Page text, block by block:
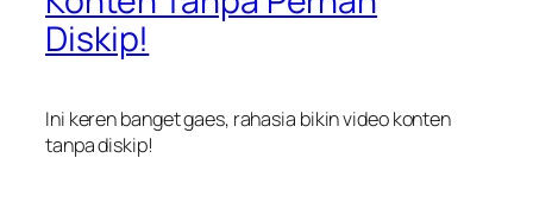
Diskip!
Ini keren banget gaes, rahasia bikin video konten
tanpa diskip!